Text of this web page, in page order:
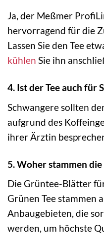
Ja, der Meßmer
hervorragend für die
Lassen Sie den Tee
kühlen Sie ihn
4. Ist der Tee auch für
Schwangere sollten
aufgrund des
ihrer Ärztin
5. Woher stammen
Die Grüntee-Blätter
Grünen Tee stammen
Anbaugebieten, die
werden, um höchste